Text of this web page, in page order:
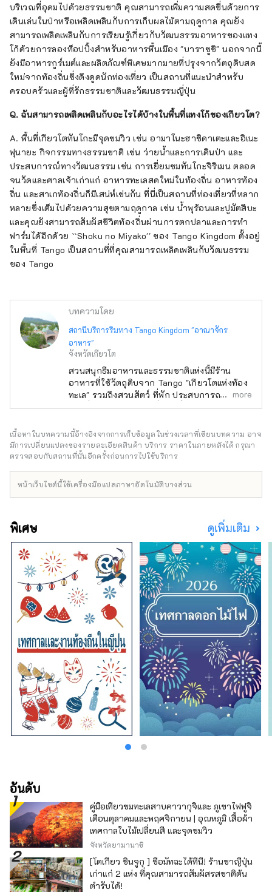
บริเวณที่อุดมไปด้วยธรรมชาติ คุณสามารถเพิ่มความสดชื่นด้วยการ
เดินเล่นในป่าหรือเพลิดเพลินกับการเก็บผลไม้ตามฤดูกาล คุณยัง
สามารถเพลิดเพลินกับการเรียนรู้เกี่ยวกับวัฒนธรรมอาหารของแทง
โก้ด้วยการลองท็อปปิ้งสำหรับอาหารพื้นเมือง "บาราซูชิ" นอกจากนี้
ยังมีอาหารกูร์เมต์และผลิตภัณฑ์พิเศษมากมายที่ปรุงจากวัตถุดิบสด
ใหม่จากท้องถิ่นซึ่งดึงดูดนักท่องเที่ยว เป็นสถานที่แนะนำสำหรับ
ครอบครัวและผู้ที่รักธรรมชาติและวัฒนธรรมญี่ปุ่น
Q. ฉันสามารถเพลิดเพลินกับอะไรได้บ้างในพื้นที่แทงโก้ของเกียวโต?
A. พื้นที่เกียวโตทันโกะมีจุดชมวิว เช่น อามาโนะฮาชิดาเตะและอิเนะ
ฟุนายะ กิจกรรมทางธรรมชาติ เช่น ว่ายน้ำและการเดินป่า และ
ประสบการณ์ทางวัฒนธรรม เช่น การเยี่ยมชมทันโกะจิริเมน ตลอด
จนวัดและศาลเจ้าเก่าแก่ อาหารทะเลสดใหม่ในท้องถิ่น อาหารท้อง
ถิ่น และสาเกท้องถิ่นก็มีเสน่ห์เช่นกัน ที่นี่เป็นสถานที่ท่องเที่ยวที่หลาก
หลายซึ่งเต็มไปด้วยความสุขตามฤดูกาล เช่น น้ำพุร้อนและปูมัตสึบะ
และคุณยังสามารถสัมผัสชีวิตท้องถิ่นผ่านการตกปลาและการทำ
ฟาร์มได้อีกด้วย ``Shoku no Miyako'' ของ Tango Kingdom ตั้งอยู่
ในพื้นที่ Tango เป็นสถานที่ที่คุณสามารถเพลิดเพลินกับวัฒนธรรม
ของ Tango
บทความโดย
สถานีบริการริมทาง Tango Kingdom "อาณาจักร
อาหาร"
จังหวัดเกียวโต
สวนสนุกธีมอาหารและธรรมชาติแห่งนี้มีร้าน
อาหารที่ใช้วัตถุดิบจาก Tango "เกียวโตแห่งท้อง
ทะเล" รวมถึงสวนสัตว์ ที่พัก ประสบการณ์การ
เก็บเกี่ยวผลผลิต สถานที่ท่องเที่ยว และแม้แต่
เพลิดเพลินไปกับวันอันแสนงดงามในบริเวณนี้ได้
more
เนื้อหาในบทความนี้อ้างอิงจากการเก็บข้อมูลในช่วงเวลาที่เขียนบทความ อาจ
มีการเปลี่ยนแปลงของรายละเอียดสินค้า บริการ ราคาในภายหลังได้ กรุณา
ตรวจสอบกับสถานที่นั้นอีกครั้งก่อนการไปใช้บริการ
หน้าเว็บไซต์นี้ใช้เครื่องมือแปลภาษาอัตโนมัติบางส่วน
พิเศษ ดูเพิ่มเติม
อันดับ
คู่มือเที่ยวชมทะเลสาบคาวากุจิและ ภูเขาไฟฟูจิ
เดือนตุลาคมและพฤศจิกายน | อุณหภูมิ เสื้อผ้า
เทศกาลใบไม้เปลี่ยนสี และจุดชมวิว
จังหวัดยามานาชิ
[โตเกียว ชินจูกุ ] ซื้อมัทฉะได้ที่นี่! ร้านชาญี่ปุ่น
เก่าแก่ 2 แห่ง ที่คุณสามารถสัมผัสรสชาติต้น
ตำรับได้!